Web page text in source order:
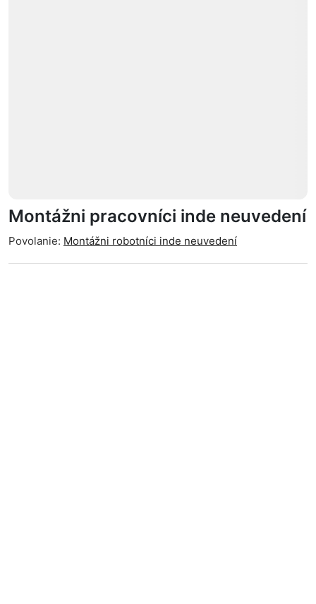
Montážni pracovníci inde neuvedení
Povolanie: Montážni robotníci inde neuvedení